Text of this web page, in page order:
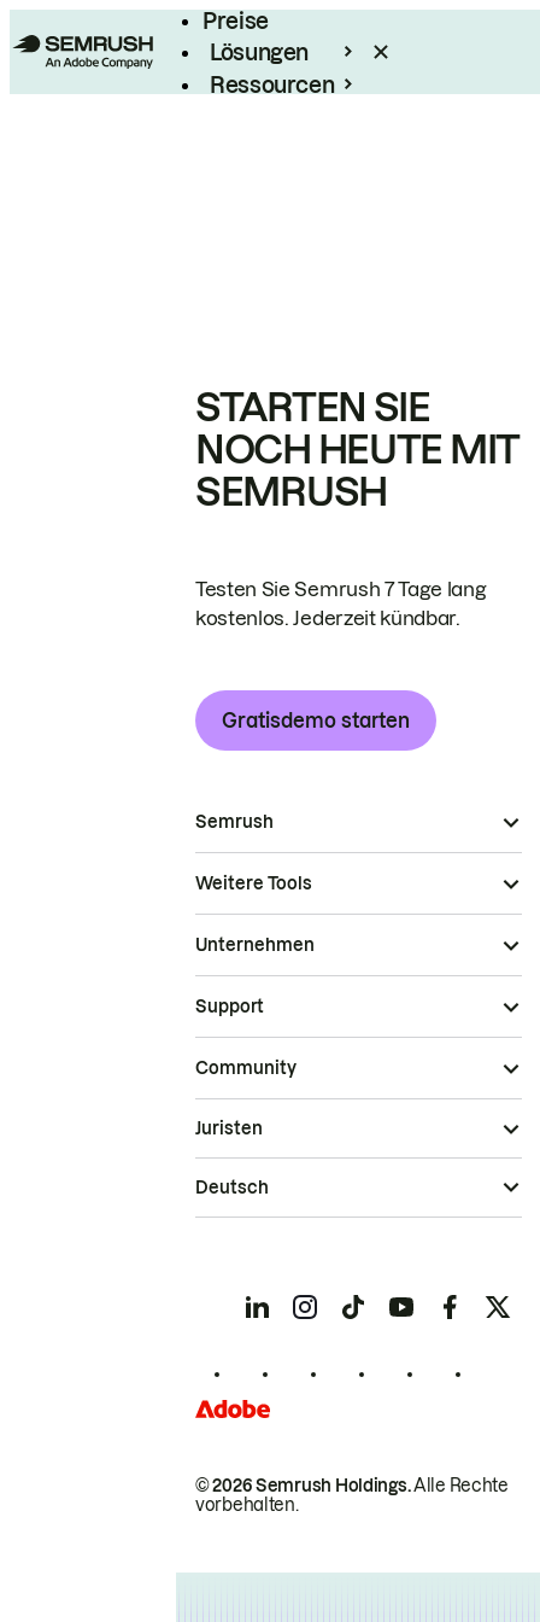
Preise
Lösungen
Ressourcen
STARTEN SIE
NOCH HEUTE MIT
SEMRUSH
Testen Sie Semrush 7 Tage lang
kostenlos. Jederzeit kündbar.
Gratisdemo starten
Semrush
Weitere Tools
Unternehmen
Support
Community
© 2026 Semrush Holdings.Alle Rechte
vorbehalten.
Juristen
Deutsch